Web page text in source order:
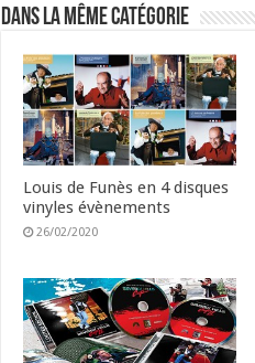
Dans la même catégorie
Louis de Funès en 4 disques
vinyles évènements
26/02/2020